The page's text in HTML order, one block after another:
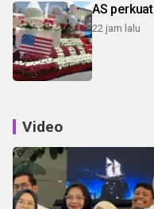
AS
22 jam lalu
Video